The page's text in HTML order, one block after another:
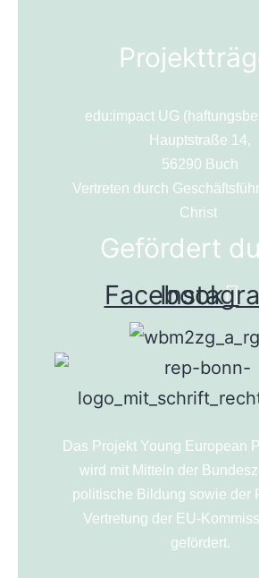
edu:impact UG
Hauptstraße 14,
56290 Buch
Vertreten durch
Christ
Gefördert
Facebook
Das Projekt Young European
wird mit Mitteln der
politische Bildung sowie der
Vertretung der EU-
gefördert.